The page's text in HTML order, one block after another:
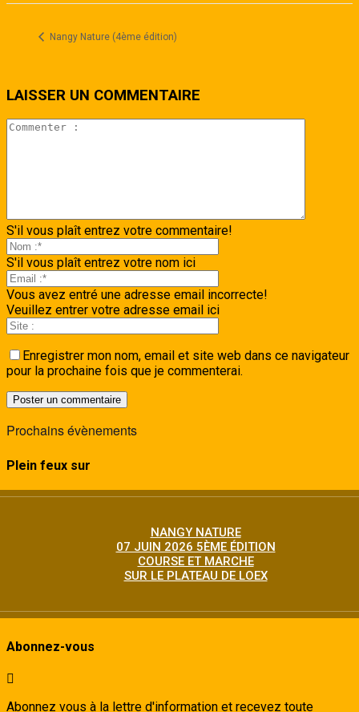
Nangy Nature (4ème édition)
LAISSER UN COMMENTAIRE
S'il vous plaît entrez votre commentaire!
S'il vous plaît entrez votre nom ici
Vous avez entré une adresse email incorrecte!
Veuillez entrer votre adresse email ici
Enregistrer mon nom, email et site web dans ce navigateur
pour la prochaine fois que je commenterai.
Prochains évènements
Plein feux sur
NANGY NATURE
07 JUIN 2026 5ÈME ÉDITION
COURSE ET MARCHE
SUR LE PLATEAU DE LOEX
Abonnez-vous
Abonnez vous à la lettre d'information et recevez toute